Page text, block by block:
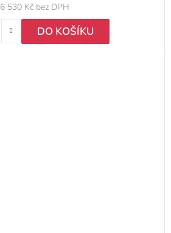
6 530 Kč bez DPH
DO KOŠÍKU